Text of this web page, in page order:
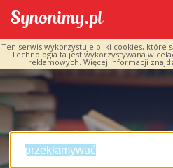
Ten serwis wykorzystuje pliki cookies, które
Technologia ta jest wykorzystywana w
reklamowych. Więcej informacji